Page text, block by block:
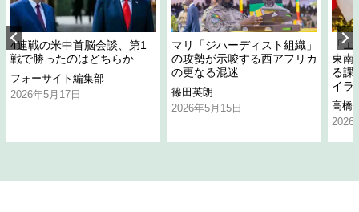
4連戦の米中首脳会談、第1
戦で勝ったのはどちらか
フォーサイト編集部
2026年5月17日
マリ「ジハーディスト組織」
の攻勢が示唆する西アフリカ
の更なる混迷
篠田英朗
2026年5月15日
「
東南
る課
イラ
高橋
2026